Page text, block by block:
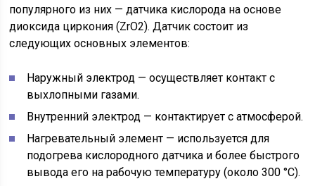
популярного из них — датчика кислорода на основе
диоксида циркония (ZrO2). Датчик состоит из
следующих основных элементов:
Наружный электрод — осуществляет контакт с
выхлопными газами.
Внутренний электрод — контактирует с атмосферой.
Нагревательный элемент — используется для
подогрева кислородного датчика и более быстрого
вывода его на рабочую температуру (около 300 °C).